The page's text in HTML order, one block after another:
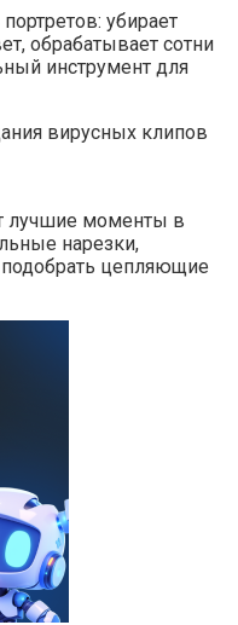
убирает
обрабатывает сотни
инструмент для
лучшие моменты в
нарезки,
подобрать цепляющие